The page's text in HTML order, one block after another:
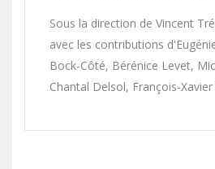
Sous la direction de Vincent
avec les contributions
Bock-Côté, Bérénice Levet,
Chantal Delsol, François-Xavier